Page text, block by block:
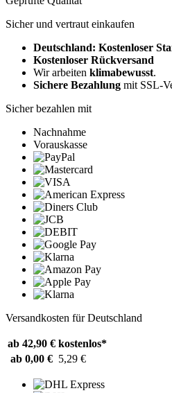
Sicher und vertraut einkaufen
Deutschland: Kostenloser
Kostenloser Rückversand
Wir arbeiten klimabewusst.
Sichere Bezahlung mit SSL-
Sicher bezahlen mit
Nachnahme
Vorauskasse
Versandkosten für Deutschland
ab 42,90 € kostenlos*
ab 0,00 € 5,29 €